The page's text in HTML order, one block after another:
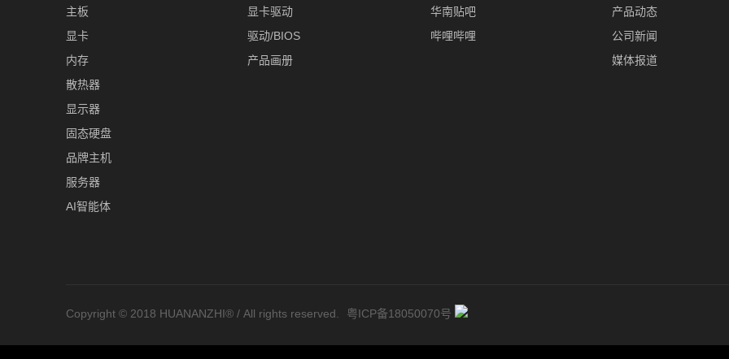
主板
显卡
内存
散热器
显示器
固态硬盘
品牌主机
服务器
AI智能体
显卡驱动
驱动/BIOS
产品画册
华南贴吧
哔哩哔哩
产品动态
公司新闻
媒体报道
Copyright © 2018 HUANANZHI® / All rights reserved. 粤ICP备18050070号